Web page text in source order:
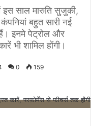
साल मारुति सुजुकी,
बहुत सारी नई
हैं। इनमे पेट्रोल और
भी शामिल होंगी।
0 159